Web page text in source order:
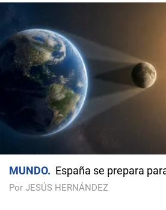
MUNDO España se prepara
Por JESÚS HERNÁNDEZ